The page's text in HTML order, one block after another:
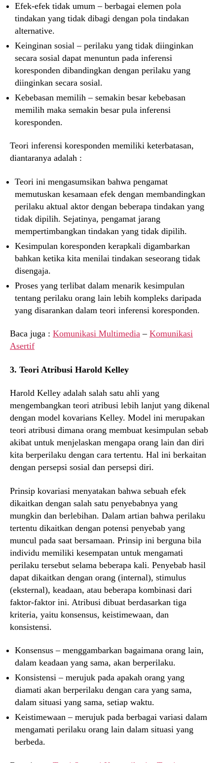
Efek-efek tidak umum – berbagai elemen pola
tindakan yang tidak dibagi dengan pola tindakan
alternative.
Keinginan sosial – perilaku yang tidak diinginkan
secara sosial dapat menuntun pada inferensi
koresponden dibandingkan dengan perilaku yang
diinginkan secara sosial.
Kebebasan memilih – semakin besar kebebasan
memilih maka semakin besar pula inferensi
koresponden.
Teori inferensi koresponden memiliki keterbatasan,
diantaranya adalah :
Teori ini mengasumsikan bahwa pengamat
memutuskan kesamaan efek dengan membandingkan
perilaku aktual aktor dengan beberapa tindakan yang
tidak dipilih. Sejatinya, pengamat jarang
mempertimbangkan tindakan yang tidak dipilih.
Kesimpulan koresponden kerapkali digambarkan
bahkan ketika kita menilai tindakan seseorang tidak
disengaja.
Proses yang terlibat dalam menarik kesimpulan
tentang perilaku orang lain lebih kompleks daripada
yang disarankan dalam teori inferensi koresponden.
Baca juga : Komunikasi Multimedia – Komunikasi
Asertif
3. Teori Atribusi Harold Kelley
Harold Kelley adalah salah satu ahli yang
mengembangkan teori atribusi lebih lanjut yang dikenal
dengan model kovarians Kelley. Model ini merupakan
teori atribusi dimana orang membuat kesimpulan sebab
akibat untuk menjelaskan mengapa orang lain dan diri
kita berperilaku dengan cara tertentu. Hal ini berkaitan
dengan persepsi sosial dan persepsi diri.
Prinsip kovariasi menyatakan bahwa sebuah efek
dikaitkan dengan salah satu penyebabnya yang
mungkin dan berlebihan. Dalam artian bahwa perilaku
tertentu dikaitkan dengan potensi penyebab yang
muncul pada saat bersamaan. Prinsip ini berguna bila
individu memiliki kesempatan untuk mengamati
perilaku tersebut selama beberapa kali. Penyebab hasil
dapat dikaitkan dengan orang (internal), stimulus
(eksternal), keadaan, atau beberapa kombinasi dari
faktor-faktor ini. Atribusi dibuat berdasarkan tiga
kriteria, yaitu konsensus, keistimewaan, dan
konsistensi.
Konsensus – menggambarkan bagaimana orang lain,
dalam keadaan yang sama, akan berperilaku.
Konsistensi – merujuk pada apakah orang yang
diamati akan berperilaku dengan cara yang sama,
dalam situasi yang sama, setiap waktu.
Keistimewaan – merujuk pada berbagai variasi dalam
mengamati perilaku orang lain dalam situasi yang
berbeda.